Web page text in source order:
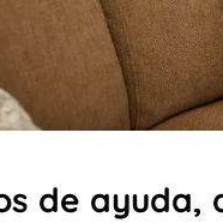
de ayuda,